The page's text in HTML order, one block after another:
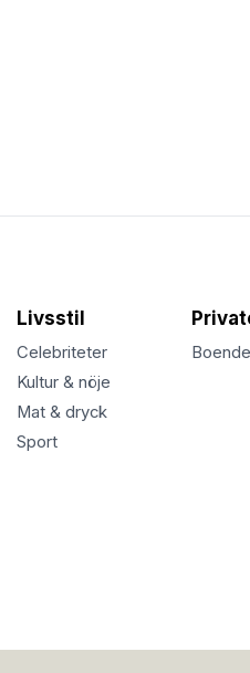
Livsstil
Celebriteter
Kultur & nöje
Mat & dryck
Sport